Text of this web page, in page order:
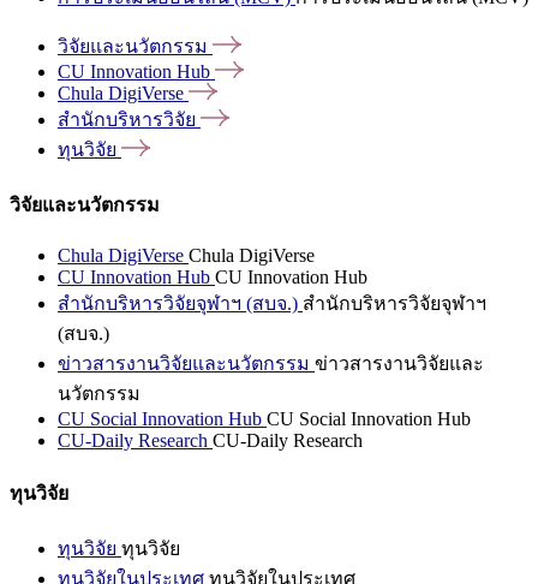
วิจัยและนวัตกรรม
CU Innovation Hub
Chula DigiVerse
สำนักบริหารวิจัย
ทุนวิจัย
วิจัยและนวัตกรรม
Chula DigiVerse Chula DigiVerse
CU Innovation Hub CU Innovation Hub
สำนักบริหารวิจัยจุฬาฯ (สบจ.) สำนักบริหารวิจัยจุฬาฯ
(สบจ.)
ข่าวสารงานวิจัยและนวัตกรรม ข่าวสารงานวิจัยและ
นวัตกรรม
CU Social Innovation Hub CU Social Innovation Hub
CU-Daily Research CU-Daily Research
ทุนวิจัย
ทุนวิจัย ทุนวิจัย
ทุนวิจัยในประเทศ ทุนวิจัยในประเทศ